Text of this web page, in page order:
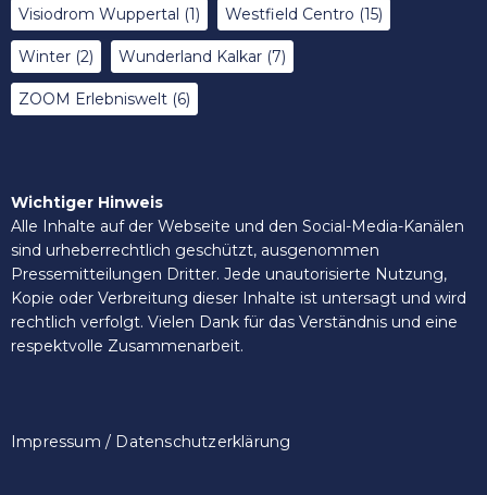
Visiodrom Wuppertal (1) Westfield Centro (15)
Winter (2) Wunderland Kalkar (7)
ZOOM Erlebniswelt (6)
Wichtiger Hinweis
Alle Inhalte auf der Webseite und den Social-Media-Kanälen
sind urheberrechtlich geschützt, ausgenommen
Pressemitteilungen Dritter. Jede unautorisierte Nutzung,
Kopie oder Verbreitung dieser Inhalte ist untersagt und wird
rechtlich verfolgt. Vielen Dank für das Verständnis und eine
respektvolle Zusammenarbeit.
Impressum / Datenschutzerklärung